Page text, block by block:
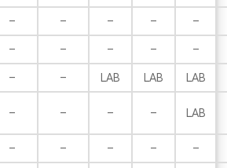
– – – – –
– – – – –
– – LAB LAB LAB
– – – – LAB
– – – – –